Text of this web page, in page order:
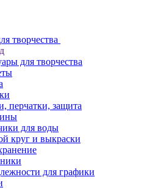
творчества
для творчества
перчатки, защита
для воды
круг и выкраски
для графики